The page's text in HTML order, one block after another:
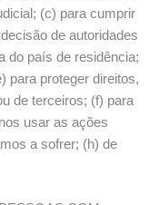
(c) para cumprir
de autoridades
do país de residência;
para proteger direitos,
de terceiros; (f) para
usar as ações
a sofrer; (h) de